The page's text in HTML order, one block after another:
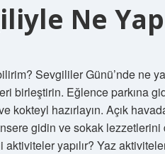
Ne
Sevgililer Günü’nde ne
birleştirin. Eğlence parkına
kokteyl hazırlayın. Açık
gidin ve sokak
yapılır? Yaz